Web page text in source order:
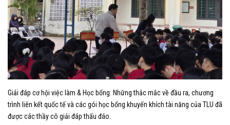
​Giải đáp cơ hội việc làm & Học bổng: Những thắc mắc về đầu ra, chương
trình liên kết quốc tế và các gói học bổng khuyến khích tài năng của TLU đã
được các thầy cô giải đáp thấu đáo.